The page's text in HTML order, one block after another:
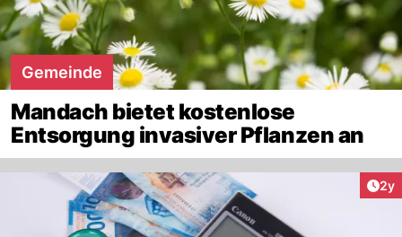
Gemeinde
Mandach bietet kostenlose
Entsorgung invasiver Pflanzen an
2y